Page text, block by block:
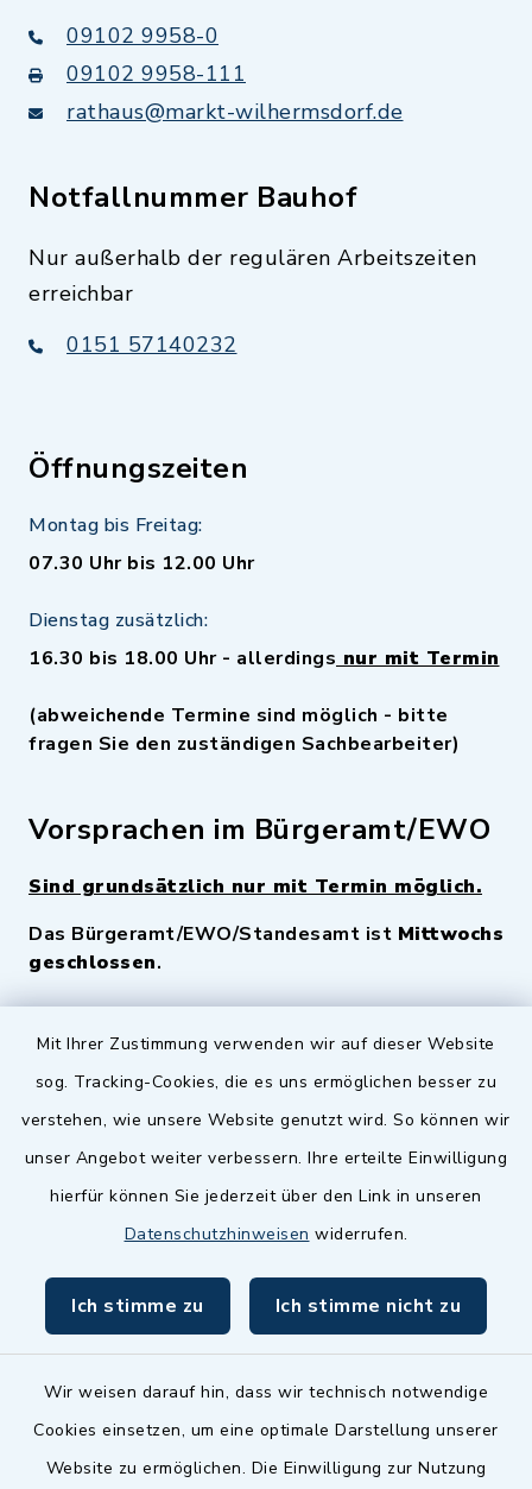
Mit Ihrer Zustimmung verwenden wir auf dieser Website
sog. Tracking-Cookies, die es uns ermöglichen besser zu
verstehen, wie unsere Website genutzt wird. So können wir
unser Angebot weiter verbessern. Ihre erteilte Einwilligung
hierfür können Sie jederzeit über den Link in unseren
Datenschutzhinweisen widerrufen.
Ich stimme zu Ich stimme nicht zu
Wir weisen darauf hin, dass wir technisch notwendige
Cookies einsetzen, um eine optimale Darstellung unserer
Website zu ermöglichen. Die Einwilligung zur Nutzung
09102 9958-0
09102 9958-111
rathaus@markt-wilhermsdorf.de
Notfallnummer Bauhof
Nur außerhalb der regulären Arbeitszeiten
erreichbar
0151 57140232
Öffnungszeiten
Montag bis Freitag:
07.30 Uhr bis 12.00 Uhr
Dienstag zusätzlich:
16.30 bis 18.00 Uhr - allerdings nur mit Termin
(abweichende Termine sind möglich - bitte
fragen Sie den zuständigen Sachbearbeiter)
Vorsprachen im Bürgeramt/EWO
Sind grundsätzlich nur mit Termin möglich.
Das Bürgeramt/EWO/Standesamt ist Mittwochs
geschlossen.
Quicklinks
Zenngrund Allianz
Dillenberggruppe
inixmedia GmbH